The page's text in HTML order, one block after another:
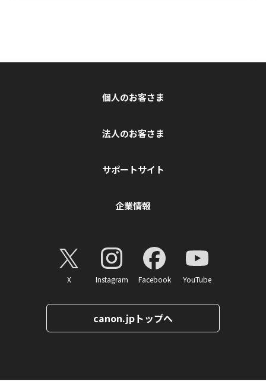
個人のお客さま
法人のお客さま
サポートサイト
企業情報
X Instagram Facebook YouTube
canon.jpトップへ